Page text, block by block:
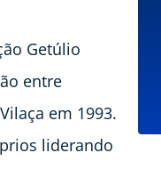
Getúlio
entre
em 1993.
liderando